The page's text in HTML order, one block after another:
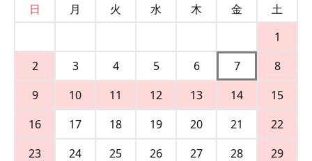
日
月 火 水 木 金
土
1
2
3 4 5 6 7
8
9
10 11 12 13 14
15
16
17 18 19 20 21
22
23
24 25 26 27 28
29